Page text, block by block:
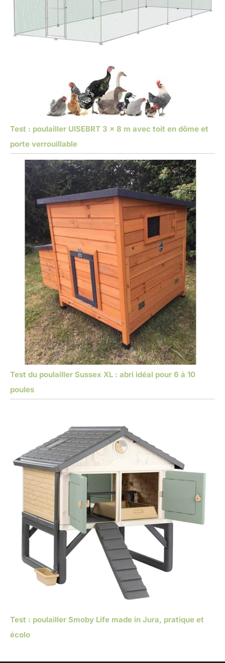
Test : poulailler UISEBRT 3 x 8 m avec toit en dôme et
porte verrouillable
Test du poulailler Sussex XL : abri idéal pour 6 à 10
poules
Test : poulailler Smoby Life made in Jura, pratique et
écolo